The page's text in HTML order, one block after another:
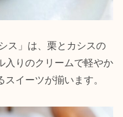
ス」は、栗とカシスの
入りのクリームで軽やか
イーツが揃います。